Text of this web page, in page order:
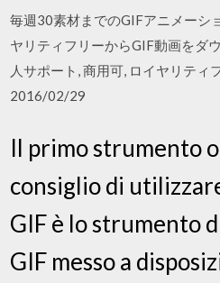
毎週30素材までのGIFアニメーシ
ヤリティフリーからGIF動画をダ
人サポート, 商用可, ロイヤリティ
2016/02/29
Il primo strumento
consiglio di
GIF è lo strumento
GIF messo a